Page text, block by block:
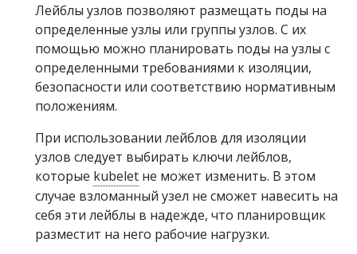
Лейблы узлов позволяют размещать поды на
определенные узлы или группы узлов. С их
помощью можно планировать поды на узлы с
определенными требованиями к изоляции,
безопасности или соответствию нормативным
положениям.
При использовании лейблов для изоляции
узлов следует выбирать ключи лейблов,
которые kubelet не может изменить. В этом
случае взломанный узел не сможет навесить на
себя эти лейблы в надежде, что планировщик
разместит на него рабочие нагрузки.